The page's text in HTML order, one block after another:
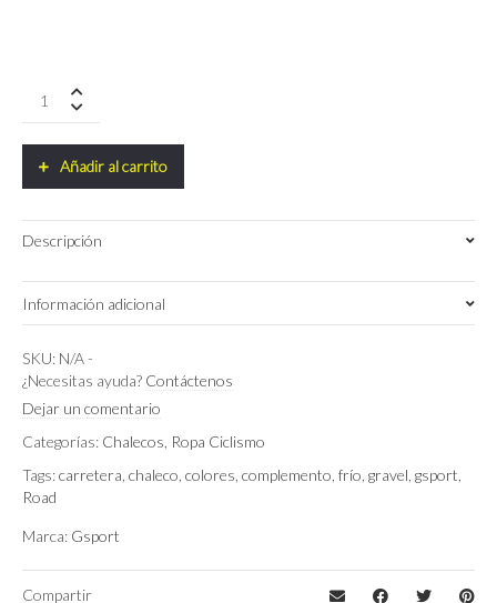
Chaleco
Pro
quantity
Añadir al carrito
Descripción
Información adicional
Talla
Color
SKU: N/A-
¿Necesitas ayuda? Contáctenos
Dejar un comentario
Categorías: Chalecos Ropa Ciclismo
Tags:carretera chaleco colores complemento frío gravel gsport
Road
Marca: Gsport
Compartir